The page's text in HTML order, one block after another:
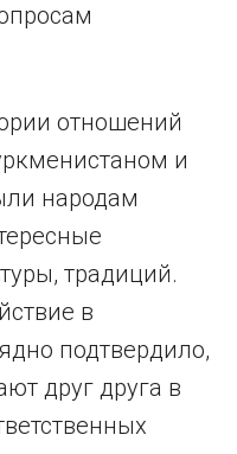
отношений
и
народам
традиций.
в
подтвердило,
друг друга в